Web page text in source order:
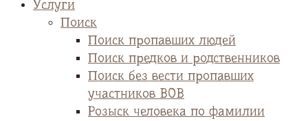
Услуги
Поиск
Поиск пропавших людей
Поиск предков и родственников
Поиск без вести пропавших
участников ВОВ
Розыск человека по фамилии